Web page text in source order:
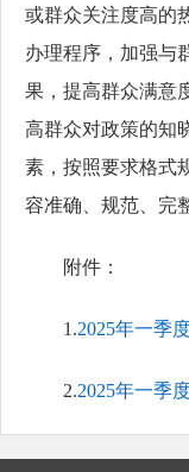
或群众关注度高的
办理程序，加强与
果，提高群众满意
高群众对政策的知
素，按照要求格式
容准确、规范、完
附件：
1.2025年一季
2.2025年一季